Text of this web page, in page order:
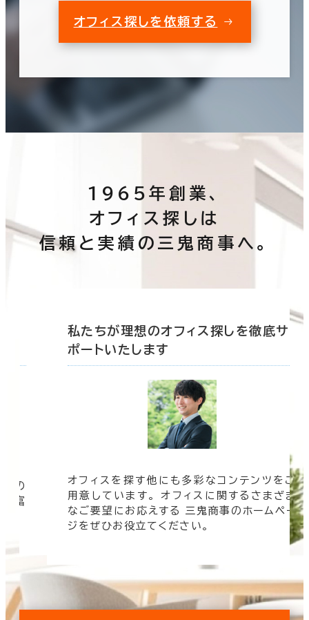
オフィス探しを依頼する
1965年創業、
オフィス探しは
信頼と実績の三鬼商事へ。
の
豊富
私たちが理想のオフィス探しを徹底サ
ポートいたします
オフィスを探す他にも多彩なコンテンツをご
用意しています。 オフィスに関するさまざま
なご要望にお応えする 三鬼商事のホームペー
ジをぜひお役立てください。